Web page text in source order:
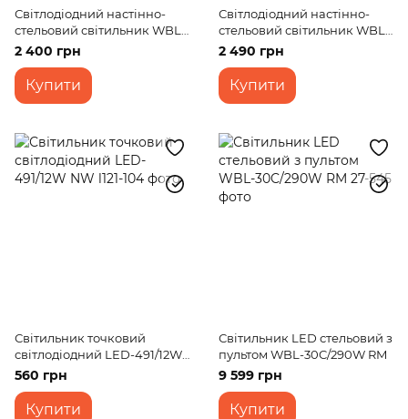
Світлодіодний настінно-
стельовий світильник WBL-
61С/160W
2 400 грн
Купити
Світлодіодний настінно-
стельовий світильник WBL-
67/40W*2
2 490 грн
Купити
Світильник точковий
світлодіодний LED-491/12W
NW
560 грн
Купити
Світильник LED стельовий з
пультом WBL-30C/290W RM
9 599 грн
Купити